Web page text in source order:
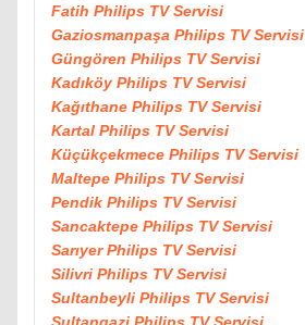
Fatih Philips TV Servisi
Gaziosmanpaşa Philips TV Servisi
Güngören Philips TV Servisi
Kadıköy Philips TV Servisi
Kağıthane Philips TV Servisi
Kartal Philips TV Servisi
Küçükçekmece Philips TV Servisi
Maltepe Philips TV Servisi
Pendik Philips TV Servisi
Sancaktepe Philips TV Servisi
Sarıyer Philips TV Servisi
Silivri Philips TV Servisi
Sultanbeyli Philips TV Servisi